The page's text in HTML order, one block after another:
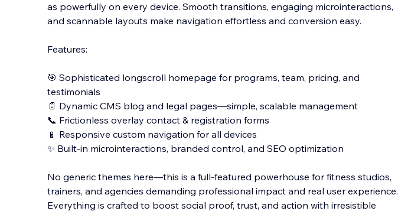
as powerfully on every device. Smooth transitions, engaging microinteractions,
and scannable layouts make navigation effortless and conversion easy.
Features:
🎯 Sophisticated longscroll homepage for programs, team, pricing, and
testimonials
📄 Dynamic CMS blog and legal pages—simple, scalable management
📞 Frictionless overlay contact & registration forms
📱 Responsive custom navigation for all devices
✨ Built-in microinteractions, branded control, and SEO optimization
No generic themes here—this is a full-featured powerhouse for fitness studios,
trainers, and agencies demanding professional impact and real user experience.
Everything is crafted to boost social proof, trust, and action with irresistible